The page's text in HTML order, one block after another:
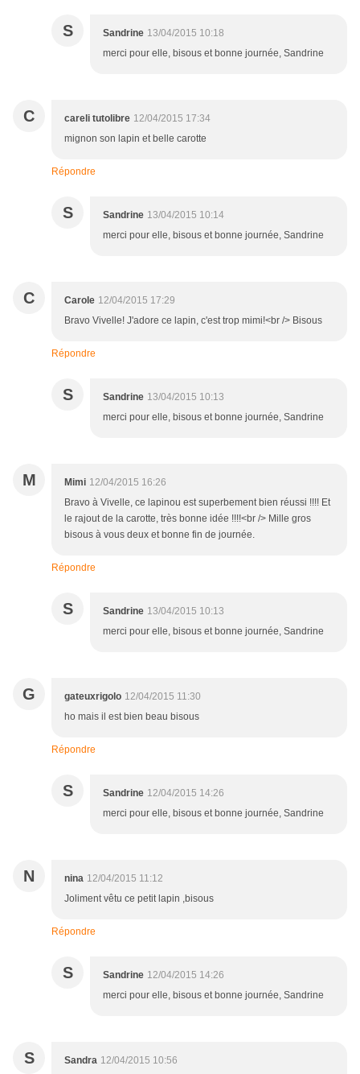
S Sandrine 13/04/2015 10:18
merci pour elle, bisous et bonne journée, Sandrine
C careli tutolibre 12/04/2015 17:34
mignon son lapin et belle carotte
Répondre
S Sandrine 13/04/2015 10:14
merci pour elle, bisous et bonne journée, Sandrine
C Carole 12/04/2015 17:29
Bravo Vivelle! J'adore ce lapin, c'est trop mimi!<br /> Bisous
Répondre
S Sandrine 13/04/2015 10:13
merci pour elle, bisous et bonne journée, Sandrine
M Mimi 12/04/2015 16:26
Bravo à Vivelle, ce lapinou est superbement bien réussi !!!! Et
le rajout de la carotte, très bonne idée !!!!<br /> Mille gros
bisous à vous deux et bonne fin de journée.
Répondre
S Sandrine 13/04/2015 10:13
merci pour elle, bisous et bonne journée, Sandrine
G gateuxrigolo 12/04/2015 11:30
ho mais il est bien beau bisous
Répondre
S Sandrine 12/04/2015 14:26
merci pour elle, bisous et bonne journée, Sandrine
N nina 12/04/2015 11:12
Joliment vêtu ce petit lapin ,bisous
Répondre
S Sandrine 12/04/2015 14:26
merci pour elle, bisous et bonne journée, Sandrine
S Sandra 12/04/2015 10:56